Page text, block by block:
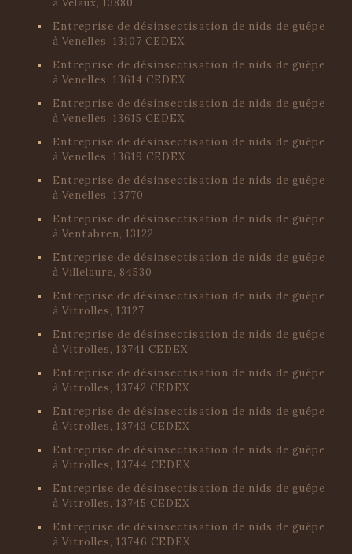
à Velaux, 13880
Entreprise de désinsectisation de nids de guêpe
à Venelles, 13107 CEDEX
Entreprise de désinsectisation de nids de guêpe
à Venelles, 13614 CEDEX
Entreprise de désinsectisation de nids de guêpe
à Venelles, 13615 CEDEX
Entreprise de désinsectisation de nids de guêpe
à Venelles, 13619 CEDEX
Entreprise de désinsectisation de nids de guêpe
à Venelles, 13770
Entreprise de désinsectisation de nids de guêpe
à Ventabren, 13122
Entreprise de désinsectisation de nids de guêpe
à Villelaure, 84530
Entreprise de désinsectisation de nids de guêpe
à Vitrolles, 13127
Entreprise de désinsectisation de nids de guêpe
à Vitrolles, 13741 CEDEX
Entreprise de désinsectisation de nids de guêpe
à Vitrolles, 13742 CEDEX
Entreprise de désinsectisation de nids de guêpe
à Vitrolles, 13743 CEDEX
Entreprise de désinsectisation de nids de guêpe
à Vitrolles, 13744 CEDEX
Entreprise de désinsectisation de nids de guêpe
à Vitrolles, 13745 CEDEX
Entreprise de désinsectisation de nids de guêpe
à Vitrolles, 13746 CEDEX